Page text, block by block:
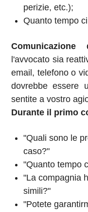
perizie, etc.);
Quanto tempo
Comunicazione
l'avvocato sia
email, telefono o
dovrebbe essere
sentite a vostro
Durante il primo
"Quali sono le
caso?"
"Quanto tempo
"La compagnia
simili?"
"Potete